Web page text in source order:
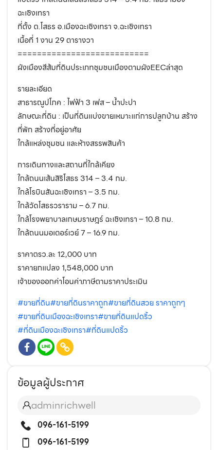
ฉะเชิงเทรา
ที่ตั้ง ต.โสธร อ.เมืองฉะเชิงเทรา จ.ฉะเชิงเทรา
เนื้อที่ 1 งาน 29 ตารางวา
===========================
ผังเมืองสีส้มที่ดินประเภทชุมชนเมืองตามผังEECล่าสุด
รายละเอียด
สาธารณูปโภค : ไฟฟ้า 3 เฟส – น้ำปะปา
ลักษณะที่ดิน : เป็นที่ดินแบ่งขายเหมาะแก่การปลูกบ้าน สร้าง
ที่พัก สร้างที่อยู่อาศัย
ใกล้แหล่งชุมชน และห้างสรรพสินค้า
การเดินทางและสถานที่ใกล้เคียง
ใกล้ถนนเส้นสิริโสธร 314 – 3.4 กม.
ใกล้โรบินสันฉะเชิงเทรา – 3.5 กม.
ใกล้วัดโสธรวราราม – 6.7 กม.
ใกล้โรงพยาบาลเกษมราษฎร์ ฉะเชิงเทรา – 10.8 กม.
ใกล้ถนนมอเตอร์เวย์ 7 – 16.9 กม.
ราคาตรว.ละ 12,000 บาท
ราคายกแปลง 1,548,000 บาท
เจ้าของออกค่าโอนค่าภาษีตามราคาประเมิน
#ขายที่ดิน#ขายที่ดินราคาถูก#ขายที่ดินสวย ราคาถูกๆ
#ขายที่ดินเมืองฉะเชิงเทรา#ขายที่ดินแปดริ้ว
#ที่ดินเมืองฉะเชิงเทรา#ที่ดินแปดริ้ว
ข้อมูลผู้ประกาศ
adminrichwell
096-161-5199
096-161-5199